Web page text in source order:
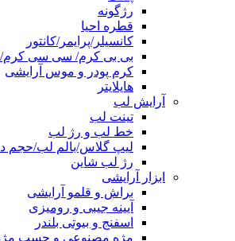
رژگونه
قطره احیا
کانسیلر/پرایمر/کانتور
بی بی کرم/ سی سی
کرم پودر و موس آرایشی
هایلایتر
آرایش لب
تینت لب
خط لب و رژ لب
لیپ گلاس/بالم لب/حجم
رژ لب شاین
ابزار آرایشی
براش و قلمو آرایشی
آیینه جیبی و رومیزی
اسفنج و بیوتی بلندر
مژه مصنوعی و چسب